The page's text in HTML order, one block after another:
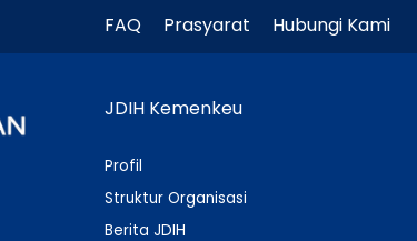
FAQ Prasyarat Hubungi Kami
JDIH Kemenkeu
Profil
Struktur Organisasi
Berita JDIH